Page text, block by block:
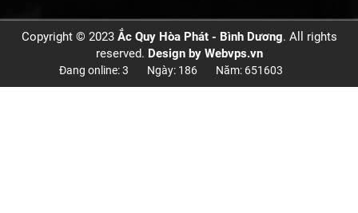
Copyright © 2023 Ắc Quy Hòa Phát - Bình Dương. All rights
reserved. Design by Webvps.vn
Đang online: 3 Ngày: 186 Năm: 651603